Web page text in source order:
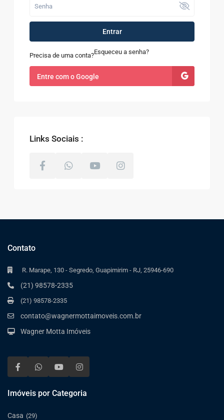
Entrar
Precisa de uma conta?Esqueceu a senha?
Entre com o Google
Links Sociais :
Contato
R. Marape, 130 - Segredo, Guapimirim - RJ, 25946-690
(21) 98578-2335
(21) 98578-2335
contato@wagnermottaimoveis.com.br
Wagner Motta Imóveis
Imóveis por Categoria
Casa (29)